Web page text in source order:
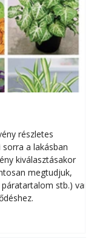
részletes
a lakásban
kiválasztásakor
megtudjuk,
stb.) van